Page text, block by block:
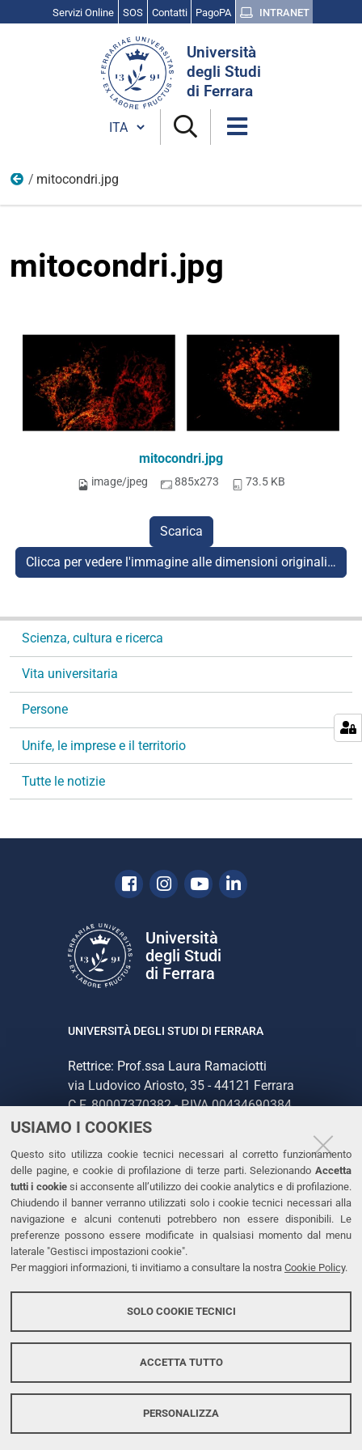
USIAMO I COOKIES
Questo sito utilizza cookie tecnici necessari al corretto funzionamento
delle pagine, e cookie di profilazione di terze parti. Selezionando Accetta
tutti i cookiesi acconsente all’utilizzo dei cookie analytics e di profilazione.
Chiudendo il banner verranno utilizzati solo i cookie tecnici necessari alla
navigazione e alcuni contenuti potrebbero non essere disponibili. Le
preferenze possono essere modificate in qualsiasi momento dal menu
laterale "Gestisci impostazioni cookie".
Per maggiori informazioni, ti invitiamo a consultare la nostra Cookie Policy.
SOLO COOKIE TECNICI
ACCETTA TUTTO
PERSONALIZZA
Servizi Online SOS Contatti PagoPA INTRANET
Università
degli Studi
di Ferrara
Cambia lingua
Scienza, cultura e ricerca
mitocondri.jpg
mitocondri.jpg
mitocondri.jpg
image/jpeg 885x273 73.5 KB
Scarica
Clicca per vedere l'immagine alle dimensioni originali…
a
i
n
Scienza, cultura e ricerca
Vita universitaria
Persone
Unife, le imprese e il territorio
Tutte le notizie
Facebook
Instagram
YoutubeLinkedin
Università
degli Studi
di Ferrara
UNIVERSITÀ DEGLI STUDI DI FERRARA
Rettrice: Prof.ssa Laura Ramaciotti
via Ludovico Ariosto, 35 - 44121 Ferrara
C.F. 80007370382 - P.IVA 00434690384
CONTATTI
Tel. +39 0532 293111
Fax. +39 0532 293031
PEC
LINKS
Accessibilità
Protezione dati personali